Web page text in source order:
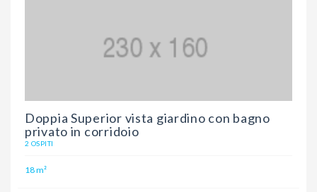
Doppia Superior vista giardino con bagno
privato in corridoio
2 OSPITI
18 m²